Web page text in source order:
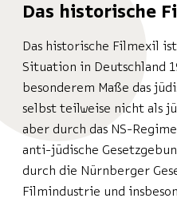
Das historische
Das historische Filmexil
Situation in Deutschland
besonderem Maße das
selbst teilweise nicht als
aber durch das NS-
anti-jüdische
durch die Nürnberger
Filmindustrie und